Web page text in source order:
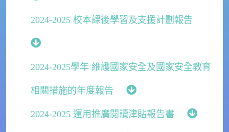
2024-2025 校本課後學習及支援計劃報告
2024-2025學年 維護國家安全及國家安全教育
相關措施的年度報告
2024-2025 運用推廣閱讀津貼報告書